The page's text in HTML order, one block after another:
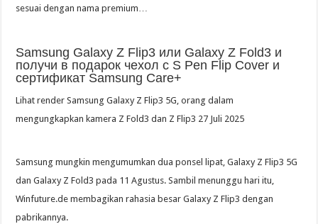
sesuai dengan nama premium…
Samsung Galaxy Z Flip3 или Galaxy Z Fold3 и
получи в подарок чехол с S Pen Flip Cover и
сертификат Samsung Care+
Lihat render Samsung Galaxy Z Flip3 5G, orang dalam
mengungkapkan kamera Z Fold3 dan Z Flip3 27 Juli 2025
Samsung mungkin mengumumkan dua ponsel lipat, Galaxy Z Flip3 5G
dan Galaxy Z Fold3 pada 11 Agustus. Sambil menunggu hari itu,
Winfuture.de membagikan rahasia besar Galaxy Z Flip3 dengan
pabrikannya.